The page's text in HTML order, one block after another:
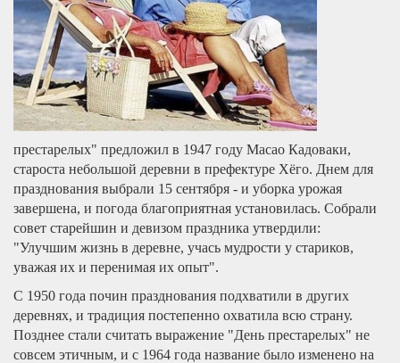
престарелых" предложил в 1947 году Масао Кадоваки,
староста небольшой деревни в префектуре Хёго. Днем для
празднования выбрали 15 сентября - и уборка урожая
завершена, и погода благоприятная установилась. Собрали
совет старейшин и девизом праздника утвердили:
"Улучшим жизнь в деревне, учась мудрости у стариков,
уважая их и перенимая их опыт".
С 1950 года почин празднования подхватили в других
деревнях, и традиция постепенно охватила всю страну.
Позднее стали считать выражение "День престарелых" не
совсем этичным, и с 1964 года название было изменено на